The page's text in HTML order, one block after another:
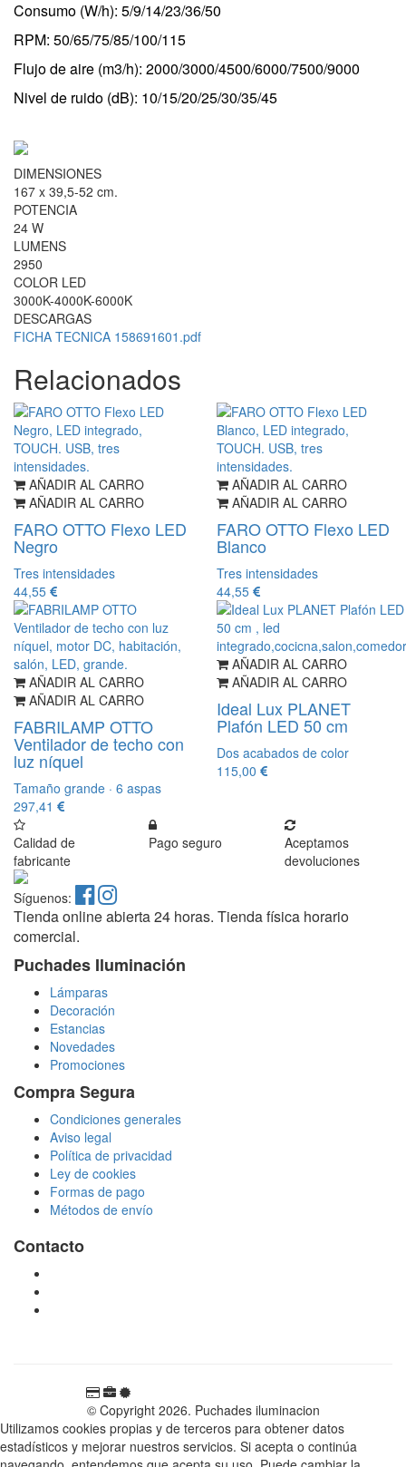
Consumo (W/h): 5/9/14/23/36/50
RPM: 50/65/75/85/100/115
Flujo de aire (m3/h): 2000/3000/4500/6000/7500/9000
Nivel de ruido (dB): 10/15/20/25/30/35/45
DIMENSIONES
167 x 39,5-52 cm.
POTENCIA
24 W
LUMENS
2950
COLOR LED
3000K-4000K-6000K
DESCARGAS
FICHA TECNICA 158691601.pdf
Relacionados
AÑADIR AL CARRO
AÑADIR AL CARRO
FARO OTTO Flexo LED
Negro
Tres intensidades
44,55
AÑADIR AL CARRO
AÑADIR AL CARRO
FARO OTTO Flexo LED
Blanco
Tres intensidades
44,55
AÑADIR AL CARRO
AÑADIR AL CARRO
FABRILAMP OTTO
Ventilador de techo con
luz níquel
Tamaño grande · 6 aspas
297,41
AÑADIR AL CARRO
AÑADIR AL CARRO
Ideal Lux PLANET
Plafón LED 50 cm
Dos acabados de color
115,00
Calidad de
fabricante
Pago seguro
Aceptamos
devoluciones
Síguenos:
Tienda online abierta 24 horas. Tienda física horario
comercial.
Puchades Iluminación
Lámparas
Decoración
Estancias
Novedades
Promociones
Compra Segura
Condiciones generales
Aviso legal
Política de privacidad
Ley de cookies
Formas de pago
Métodos de envío
Contacto
© Copyright 2026. Puchades iluminacion
Utilizamos cookies propias y de terceros para obtener datos
estadísticos y mejorar nuestros servicios. Si acepta o continúa